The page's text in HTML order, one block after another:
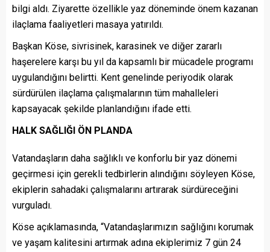
bilgi aldı. Ziyarette özellikle yaz döneminde önem kazanan
ilaçlama faaliyetleri masaya yatırıldı.
Başkan Köse, sivrisinek, karasinek ve diğer zararlı
haşerelere karşı bu yıl da kapsamlı bir mücadele programı
uygulandığını belirtti. Kent genelinde periyodik olarak
sürdürülen ilaçlama çalışmalarının tüm mahalleleri
kapsayacak şekilde planlandığını ifade etti.
HALK SAĞLIĞI ÖN PLANDA
Vatandaşların daha sağlıklı ve konforlu bir yaz dönemi
geçirmesi için gerekli tedbirlerin alındığını söyleyen Köse,
ekiplerin sahadaki çalışmalarını artırarak sürdüreceğini
vurguladı.
Köse açıklamasında, “Vatandaşlarımızın sağlığını korumak
ve yaşam kalitesini artırmak adına ekiplerimiz 7 gün 24